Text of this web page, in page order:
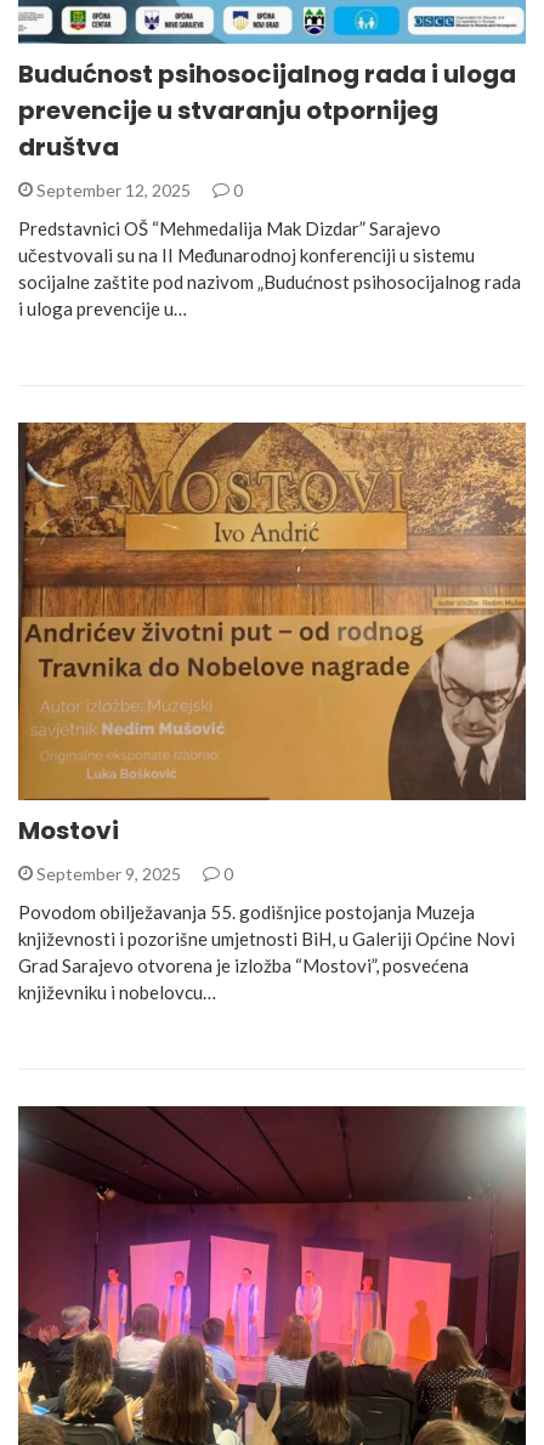
Budućnost psihosocijalnog rada i uloga
prevencije u stvaranju otpornijeg
društva
September 12, 2025 0
Predstavnici OŠ “Mehmedalija Mak Dizdar” Sarajevo
učestvovali su na II Međunarodnoj konferenciji u sistemu
socijalne zaštite pod nazivom „Budućnost psihosocijalnog rada
i uloga prevencije u…
Mostovi
September 9, 2025 0
Povodom obilježavanja 55. godišnjice postojanja Muzeja
književnosti i pozorišne umjetnosti BiH, u Galeriji Općine Novi
Grad Sarajevo otvorena je izložba “Mostovi”, posvećena
književniku i nobelovcu…